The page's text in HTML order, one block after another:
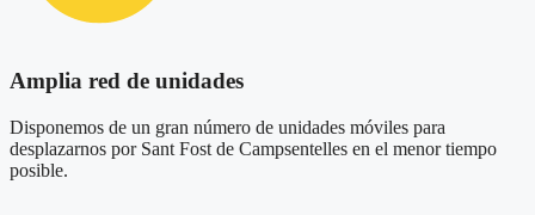
Amplia red de unidades
Disponemos de un gran número de unidades móviles para
desplazarnos por Sant Fost de Campsentelles en el menor tiempo
posible.